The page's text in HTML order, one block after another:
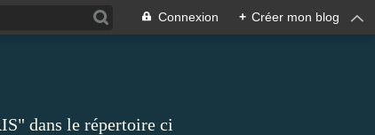
Connexion + Créer mon blog
dans le répertoire ci